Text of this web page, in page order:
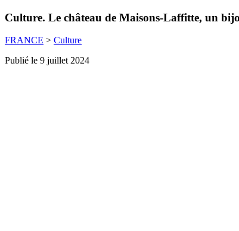
Culture. Le château de Maisons-Laffitte, un
FRANCE > Culture
Publié le 9 juillet 2024